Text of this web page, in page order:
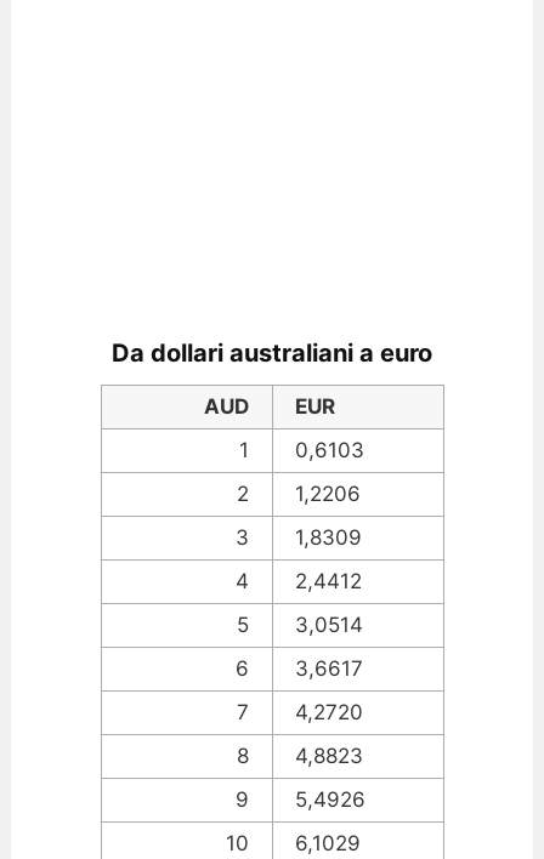
Da dollari australiani a euro
AUD
EUR
1
0,6103
2
1,2206
3
1,8309
4
2,4412
5
3,0514
6
3,6617
7
4,2720
8
4,8823
9
5,4926
10
6,1029